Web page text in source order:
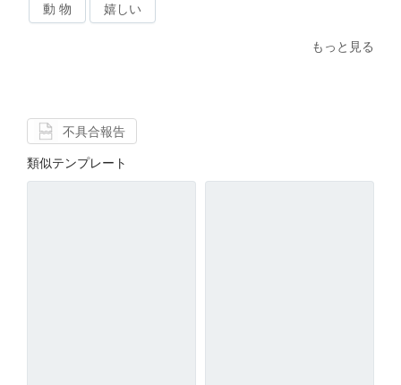
動 物 嬉しい
もっと見る
不具合報告
類似テンプレート